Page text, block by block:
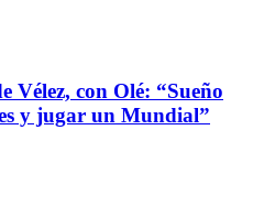
Vélez, con Olé: “Sueño
y jugar un Mundial”